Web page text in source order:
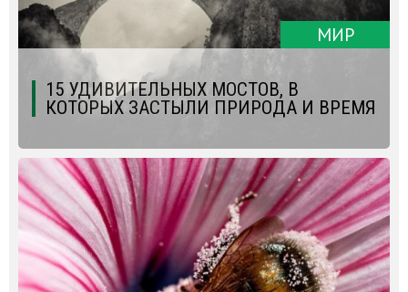
МИР
15 УДИВИТЕЛЬНЫХ МОСТОВ, В
КОТОРЫХ ЗАСТЫЛИ ПРИРОДА И ВРЕМЯ